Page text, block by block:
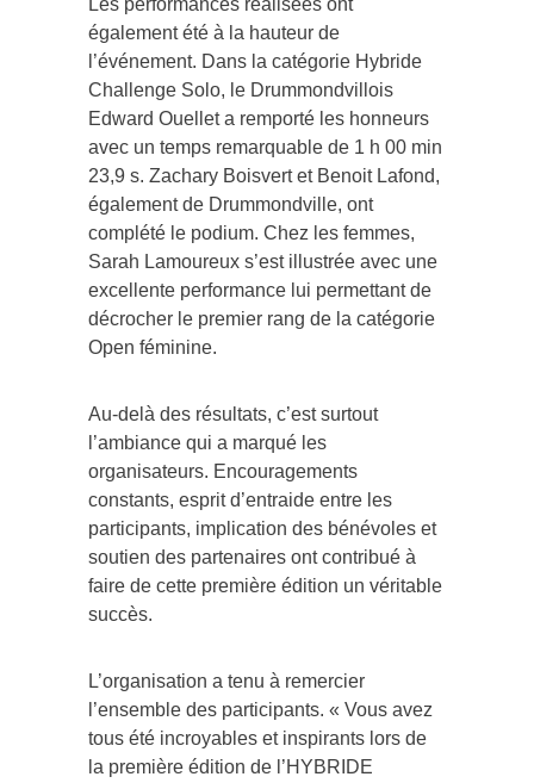
également été à la hauteur de
l’événement. Dans la catégorie Hybride
Challenge Solo, le Drummondvillois
Edward Ouellet a remporté les honneurs
avec un temps remarquable de 1 h 00 min
23,9 s. Zachary Boisvert et Benoit Lafond,
également de Drummondville, ont
complété le podium. Chez les femmes,
Sarah Lamoureux s’est illustrée avec une
excellente performance lui permettant de
décrocher le premier rang de la catégorie
Open féminine.
Au-delà des résultats, c’est surtout
l’ambiance qui a marqué les
organisateurs. Encouragements
constants, esprit d’entraide entre les
participants, implication des bénévoles et
soutien des partenaires ont contribué à
faire de cette première édition un véritable
succès.
L’organisation a tenu à remercier
l’ensemble des participants. « Vous avez
tous été incroyables et inspirants lors de
la première édition de l’HYBRIDE